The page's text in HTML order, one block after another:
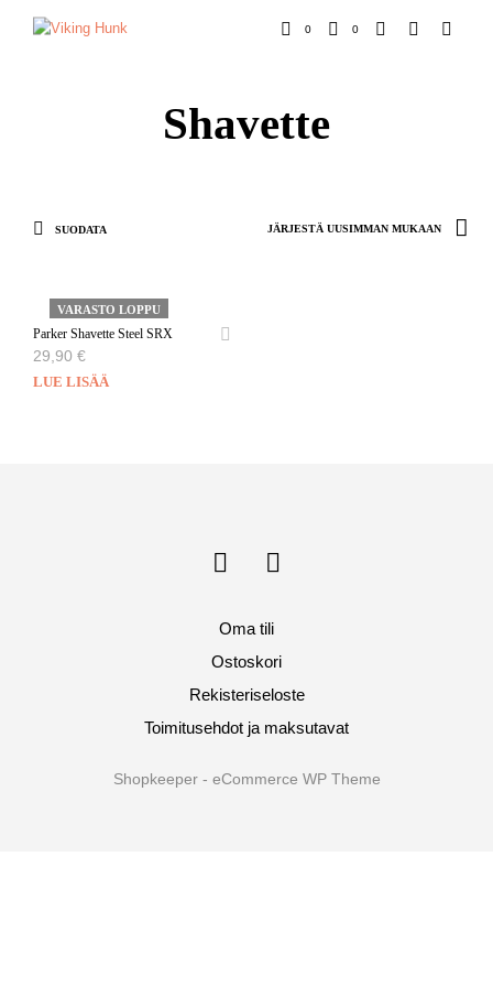
0 0
Shavette
SUODATA
VARASTO LOPPU
Parker Shavette Steel SRX
29,90 €
LUE LISÄÄ
Oma tili
Ostoskori
Rekisteriseloste
Toimitusehdot ja maksutavat
Shopkeeper - eCommerce WP Theme